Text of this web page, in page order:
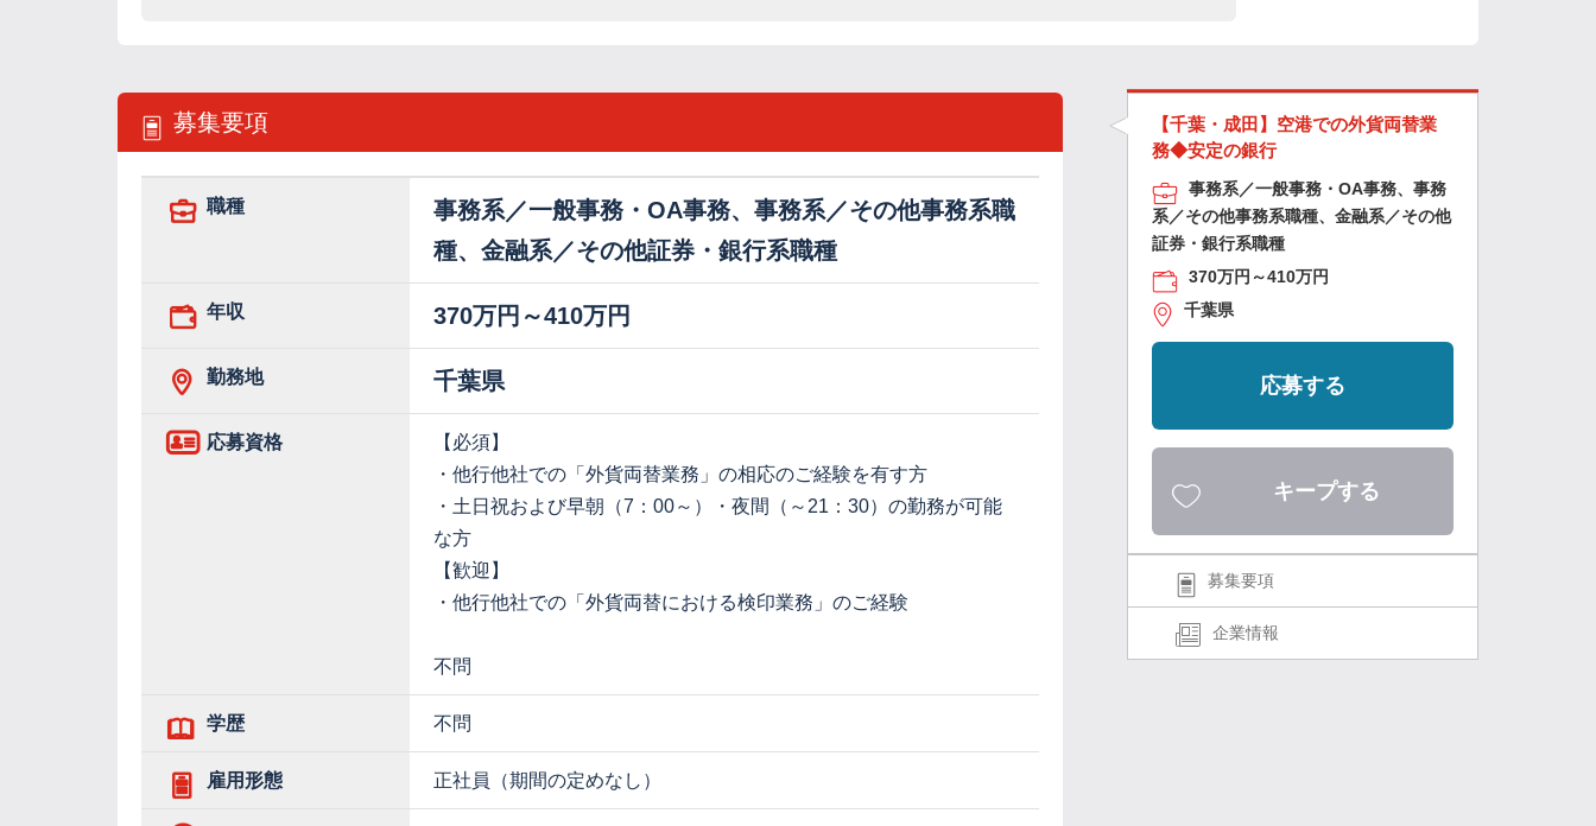
募集要項
職種
事務系／一般事務・OA事務、事務系／その他事務系職
種、金融系／その他証券・銀行系職種
年収 370万円～410万円
勤務地 千葉県
応募資格
【必須】
・他行他社での「外貨両替業務」の相応のご経験を有す方
・土日祝および早朝（7：00～）・夜間（～21：30）の勤務が可能
な方
【歓迎】
・他行他社での「外貨両替における検印業務」のご経験
不問
学歴 不問
雇用形態 正社員（期間の定めなし）
【千葉・成田】空港での外貨両替業
務◆安定の銀行
事務系／一般事務・OA事務、事務
系／その他事務系職種、金融系／その他
証券・銀行系職種
370万円～410万円
千葉県
応募する
キープする
募集要項
企業情報